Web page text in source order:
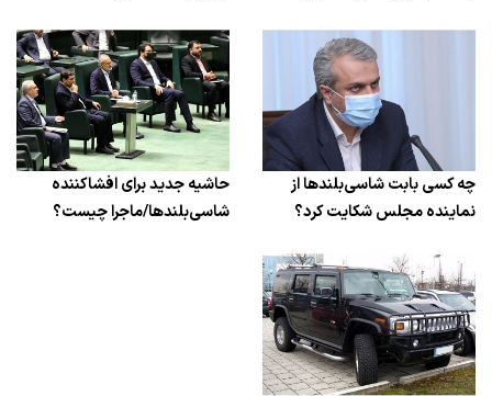
چه کسی بابت شاسی‌بلندها از
نماینده مجلس شکایت کرد؟
حاشیه جدید برای افشاکننده
شاسی‌بلندها/ماجرا چیست؟